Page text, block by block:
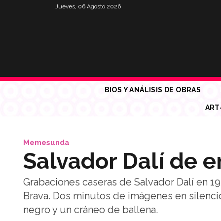
Jueves, 06 Agosto 2026
BIOS Y ANÁLISIS DE OBRAS
Memesunda
Salvador Dalí de
Grabaciones caseras de Salvador Dalí en
Brava. Dos minutos de imágenes en
negro y un cráneo de ballena.